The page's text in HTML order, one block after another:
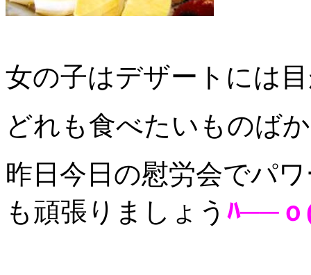
女の子はデザートには
どれも食べたいものば
昨日今日の慰労会でパ
も頑張りましょう ﾊ──